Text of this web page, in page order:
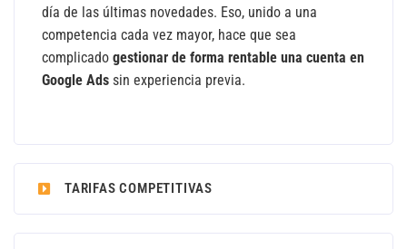
día de las últimas novedades. Eso, unido a una
competencia cada vez mayor, hace que sea
complicado gestionar de forma rentable una cuenta en
Google Ads sin experiencia previa.
TARIFAS COMPETITIVAS